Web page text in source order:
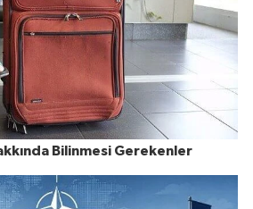
Bilinmesi Gerekenler